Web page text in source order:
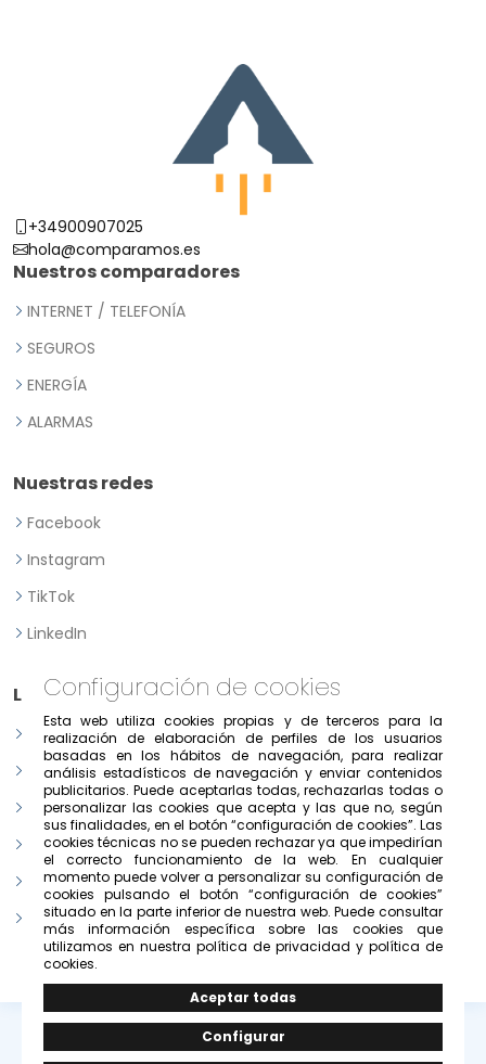
+34900907025
hola@comparamos.es
Nuestros comparadores
INTERNET / TELEFONÍA
SEGUROS
ENERGÍA
ALARMAS
Nuestras redes
Facebook
Instagram
TikTok
LinkedIn
Legal
Aviso legal
Política de Privacidad
Política de consentimiento previo, expreso e informado
Condiciones de uso del portal
Política de cookies
Configurar cookies
© Copyright 2026 -Grupo Solivesa
Configuración de cookies
Esta web utiliza cookies propias y de terceros para la
realización de elaboración de perfiles de los usuarios
basadas en los hábitos de navegación, para realizar
análisis estadísticos de navegación y enviar contenidos
publicitarios. Puede aceptarlas todas, rechazarlas todas o
personalizar las cookies que acepta y las que no, según
sus finalidades, en el botón “configuración de cookies”. Las
cookies técnicas no se pueden rechazar ya que impedirían
el correcto funcionamiento de la web. En cualquier
momento puede volver a personalizar su configuración de
cookies pulsando el botón “configuración de cookies”
situado en la parte inferior de nuestra web. Puede consultar
más información específica sobre las cookies que
utilizamos en nuestra política de privacidad y política de
cookies.